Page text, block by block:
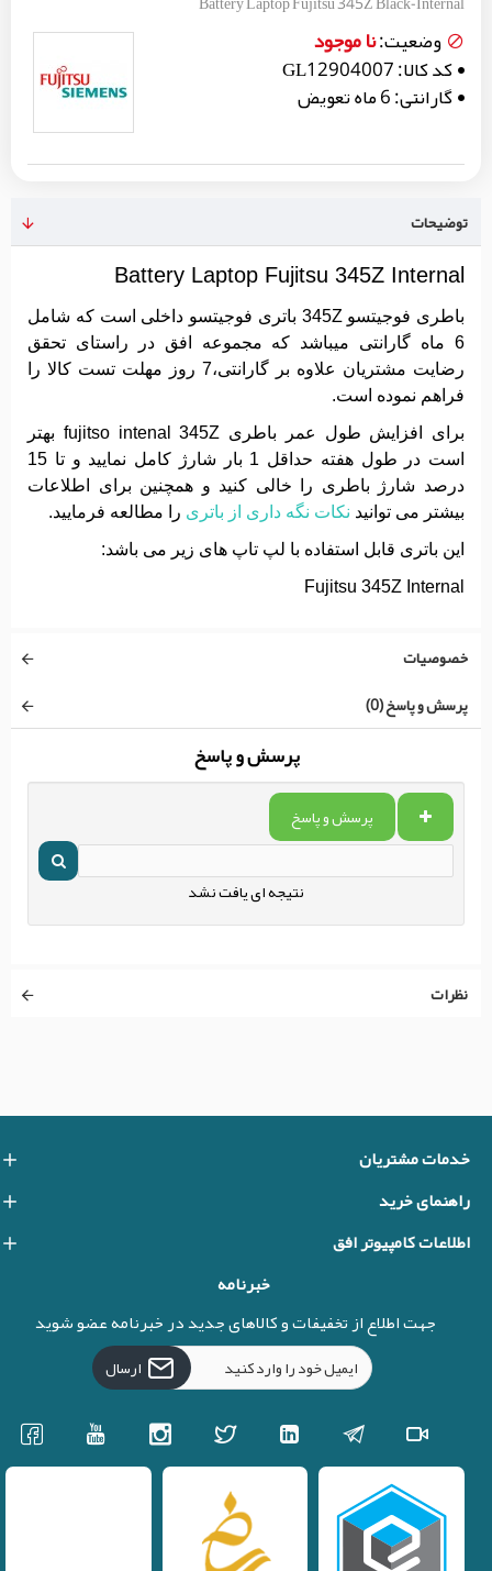
وضعیت:نا موجود
کد کالا:GL12904007
گارانتی:6 ماه تعویض
توضیحات
Battery Laptop Fujitsu 345Z Internal
باطری فوجیتسو 345Z باتری فوجیتسو داخلی است که شامل
6 ماه گارانتی میباشد که مجموعه افق در راستای تحقق
رضایت مشتریان علاوه بر گارانتی،7 روز مهلت تست کالا را
فراهم نموده است.
برای افزایش طول عمر باطری fujitso intenal 345Z بهتر
است در طول هفته حداقل 1 بار شارژ کامل نمایید و تا 15
درصد شارژ باطری را خالی کنید و همچنین برای اطلاعات
بیشتر می توانید نکات نگه داری از باتری را مطالعه فرمایید.
این باتری قابل استفاده با لپ تاپ های زیر می باشد:
Fujitsu 345Z Internal
خصوصیات
پرسش و پاسخ (0)
پرسش و پاسخ
پرسش و پاسخ
نتیجه ای یافت نشد
نظرات
خدمات مشتریان
راهنمای خرید
اطلاعات کامپیوتر افق
خبرنامه
جهت اطلاع از تخفیفات و کالاهای جدید در خبرنامه عضو شوید
ارسال